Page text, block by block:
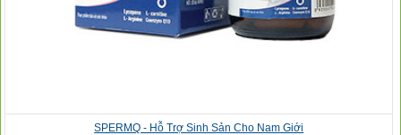
SPERMQ - Hỗ Trợ Sinh Sản Cho Nam Giới